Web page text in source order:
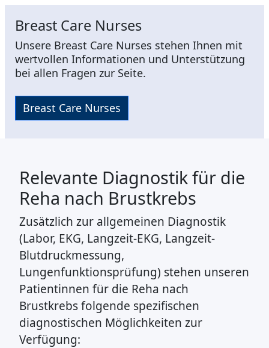
Breast Care Nurses
Unsere Breast Care Nurses stehen Ihnen mit
wertvollen Informationen und Unterstützung
bei allen Fragen zur Seite.
Breast Care Nurses
Relevante Diagnostik für die
Reha nach Brustkrebs
Zusätzlich zur allgemeinen Diagnostik
(Labor, EKG, Langzeit-EKG, Langzeit-
Blutdruckmessung,
Lungenfunktionsprüfung) stehen unseren
Patientinnen für die Reha nach
Brustkrebs folgende spezifischen
diagnostischen Möglichkeiten zur
Verfügung: